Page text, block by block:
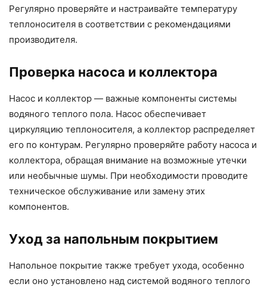
Регулярно проверяйте и настраивайте температуру
теплоносителя в соответствии с рекомендациями
производителя.
Проверка насоса и коллектора
Насос и коллектор — важные компоненты системы
водяного теплого пола. Насос обеспечивает
циркуляцию теплоносителя, а коллектор распределяет
его по контурам. Регулярно проверяйте работу насоса и
коллектора, обращая внимание на возможные утечки
или необычные шумы. При необходимости проводите
техническое обслуживание или замену этих
компонентов.
Уход за напольным покрытием
Напольное покрытие также требует ухода, особенно
если оно установлено над системой водяного теплого